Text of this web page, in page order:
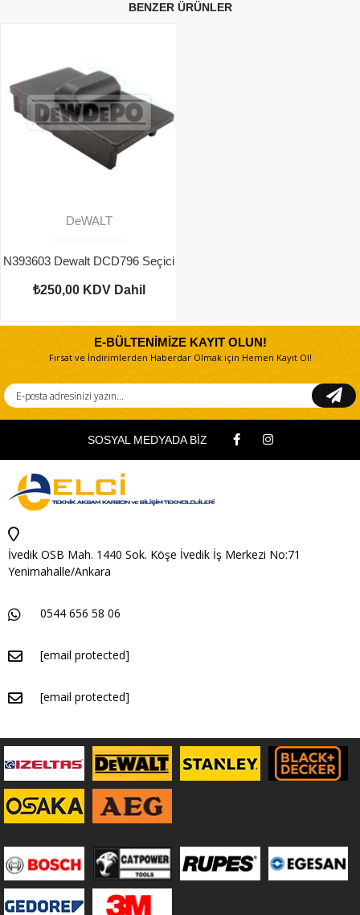
BENZER ÜRÜNLER
DeWALT
N393603 Dewalt DCD796 Seçici
₺250,00 KDV Dahil
E-BÜLTENİMİZE KAYIT OLUN!
Fırsat ve İndirimlerden Haberdar Olmak için Hemen Kayıt Ol!
SOSYAL MEDYADA BİZ
İvedik OSB Mah. 1440 Sok. Köşe İvedik İş Merkezi No:71
Yenimahalle/Ankara
0544 656 58 06
[email protected]
[email protected]